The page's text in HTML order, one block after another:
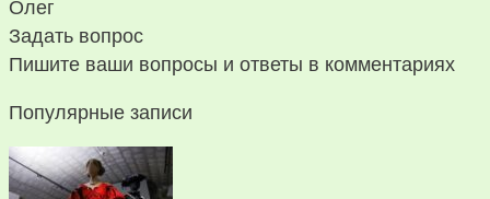
Олег
Задать вопрос
Пишите ваши вопросы и ответы в комментариях
Популярные записи